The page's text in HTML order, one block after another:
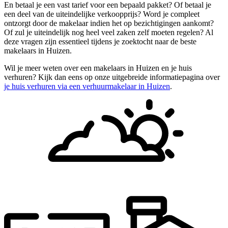
En betaal je een vast tarief voor een bepaald pakket? Of betaal je
een deel van de uiteindelijke verkoopprijs? Word je compleet
ontzorgt door de makelaar indien het op bezichtigingen aankomt?
Of zul je uiteindelijk nog heel veel zaken zelf moeten regelen? Al
deze vragen zijn essentieel tijdens je zoektocht naar de beste
makelaars in Huizen.
Wil je meer weten over een makelaars in Huizen en je huis
verhuren? Kijk dan eens op onze uitgebreide informatiepagina over
je huis verhuren via een verhuurmakelaar in Huizen.